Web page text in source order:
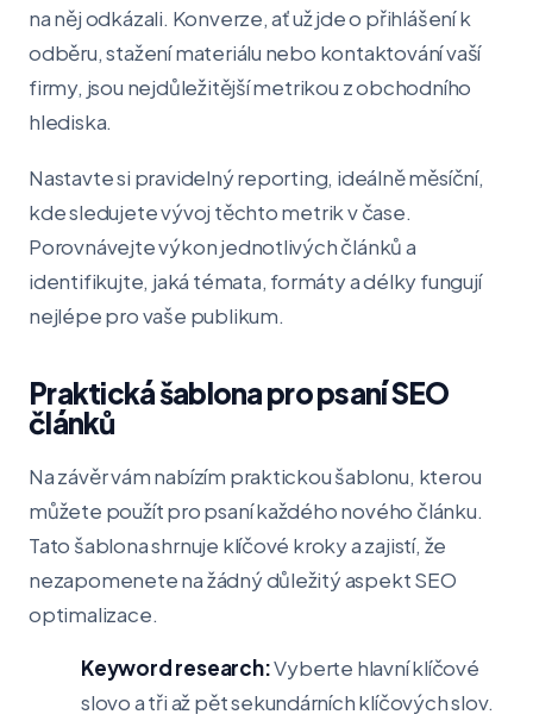
na něj odkázali. Konverze, ať už jde o přihlášení k
odběru, stažení materiálu nebo kontaktování vaší
firmy, jsou nejdůležitější metrikou z obchodního
hlediska.
Nastavte si pravidelný reporting, ideálně měsíční,
kde sledujete vývoj těchto metrik v čase.
Porovnávejte výkon jednotlivých článků a
identifikujte, jaká témata, formáty a délky fungují
nejlépe pro vaše publikum.
Praktická šablona pro psaní SEO
článků
Na závěr vám nabízím praktickou šablonu, kterou
můžete použít pro psaní každého nového článku.
Tato šablona shrnuje klíčové kroky a zajistí, že
nezapomenete na žádný důležitý aspekt SEO
optimalizace.
Keyword research:Vyberte hlavní klíčové
slovo a tři až pět sekundárních klíčových slov.